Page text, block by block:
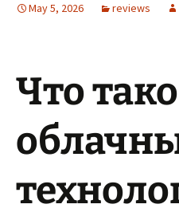
May 5, 2026 reviews
Что